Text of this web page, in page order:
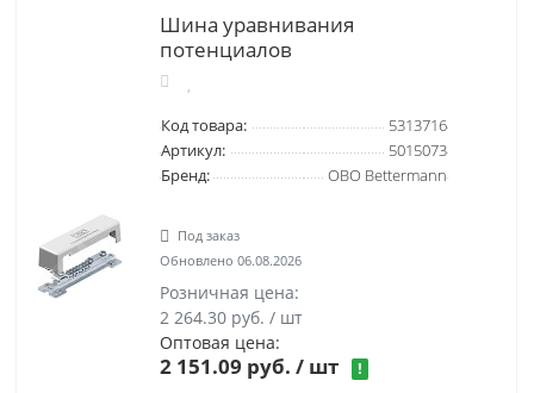
Шина уравнивания
потенциалов
Код товара:
5313716
Артикул:
5015073
Бренд:
OBO Bettermann
Под заказ
Обновлено 06.08.2026
Розничная цена:
2 264.30 руб. / шт
Оптовая цена:
2 151.09 руб. / шт !